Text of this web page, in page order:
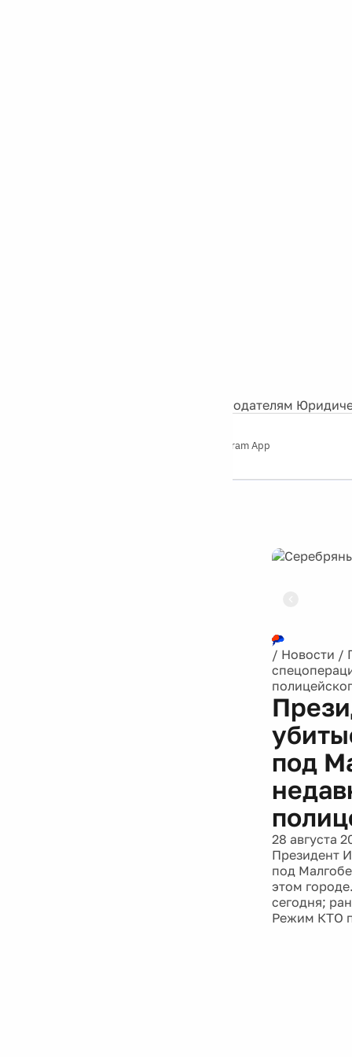
Рекламодателям
Telegram App
/ Новости /
под
28 августа
Президент
под
этом
сегодня;
Режим КТО